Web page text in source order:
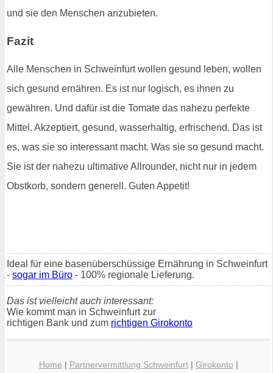
und sie den Menschen anzubieten.
Fazit
Alle Menschen in Schweinfurt wollen gesund leben, wollen
sich gesund ernähren. Es ist nur logisch, es ihnen zu
gewähren. Und dafür ist die Tomate das nahezu perfekte
Mittel. Akzeptiert, gesund, wasserhaltig, erfrischend. Das ist
es, was sie so interessant macht. Was sie so gesund macht.
Sie ist der nahezu ultimative Allrounder, nicht nur in jedem
Obstkorb, sondern generell. Guten Appetit!
Ideal für eine basenüberschüssige Ernährung in Schweinfurt
- sogar im Büro - 100% regionale Lieferung.
Das ist vielleicht auch interessant:
Wie kommt man in Schweinfurt zur
richtigen Bank und zum richtigen Girokonto
Home | Partnervermittlung Schweinfurt| Girokonto |